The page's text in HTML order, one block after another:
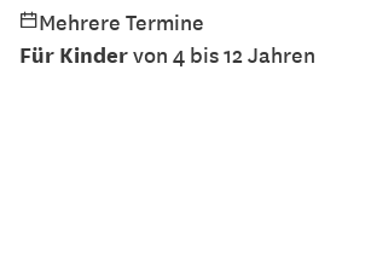
Mehrere Termine
Für Kindervon 4 bis 12 Jahren